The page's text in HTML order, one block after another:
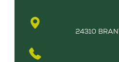
24310